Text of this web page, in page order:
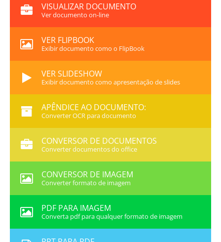
VISUALIZAR DOCUMENTO
Ver documento on-line
VER FLIPBOOK
Exibir documento como o FlipBook
VER SLIDESHOW
Exibir documento como apresentação de slides
APÊNDICE AO DOCUMENTO:
Converter OCR para documento
CONVERSOR DE DOCUMENTOS
Converter documentos do office
CONVERSOR DE IMAGEM
Converter formato de imagem
PDF PARA IMAGEM
Converta pdf para qualquer formato de imagem